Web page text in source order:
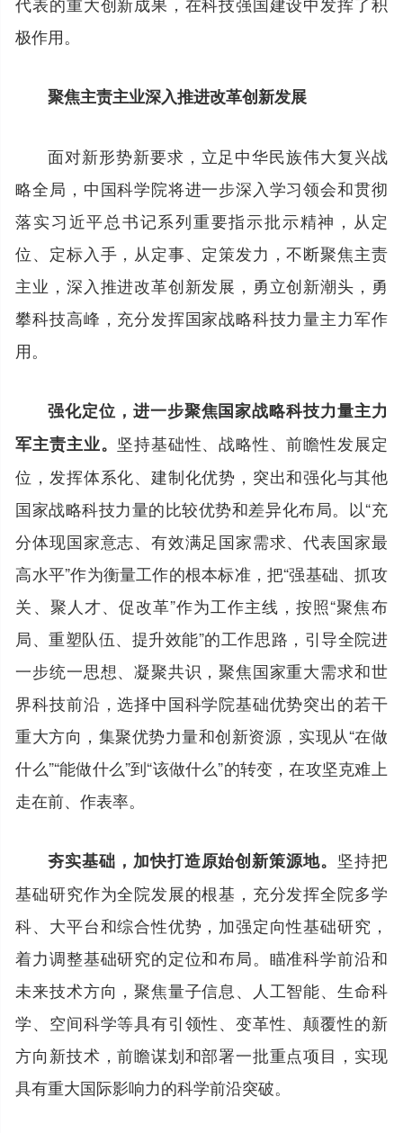
极作用。
聚焦主责主业深入推进改革创新发展
面对新形势新要求，立足中华民族伟大复兴战
略全局，中国科学院将进一步深入学习领会和贯彻
落实习近平总书记系列重要指示批示精神，从定
位、定标入手，从定事、定策发力，不断聚焦主责
主业，深入推进改革创新发展，勇立创新潮头，勇
攀科技高峰，充分发挥国家战略科技力量主力军作
用。
强化定位，进一步聚焦国家战略科技力量主力
军主责主业。 坚持基础性、战略性、前瞻性发展定
位，发挥体系化、建制化优势，突出和强化与其他
国家战略科技力量的比较优势和差异化布局。以“充
分体现国家意志、有效满足国家需求、代表国家最
高水平”作为衡量工作的根本标准，把“强基础、抓攻
关、聚人才、促改革”作为工作主线，按照“聚焦布
局、重塑队伍、提升效能”的工作思路，引导全院进
一步统一思想、凝聚共识，聚焦国家重大需求和世
界科技前沿，选择中国科学院基础优势突出的若干
重大方向，集聚优势力量和创新资源，实现从“在做
什么”“能做什么”到“该做什么”的转变，在攻坚克难上
走在前、作表率。
夯实基础，加快打造原始创新策源地。 坚持把
基础研究作为全院发展的根基，充分发挥全院多学
科、大平台和综合性优势，加强定向性基础研究，
着力调整基础研究的定位和布局。瞄准科学前沿和
未来技术方向，聚焦量子信息、人工智能、生命科
学、空间科学等具有引领性、变革性、颠覆性的新
方向新技术，前瞻谋划和部署一批重点项目，实现
具有重大国际影响力的科学前沿突破。